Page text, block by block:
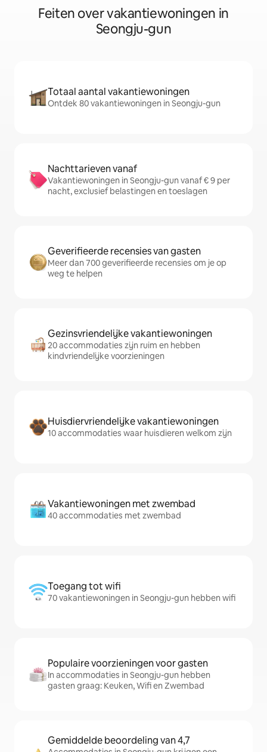
Feiten over vakantiewoningen in
Seongju-gun
Totaal aantal vakantiewoningen
Ontdek 80 vakantiewoningen in Seongju-gun
Nachttarieven vanaf
Vakantiewoningen in Seongju-gun vanaf € 9 per
nacht, exclusief belastingen en toeslagen
Geverifieerde recensies van gasten
Meer dan 700 geverifieerde recensies om je op
weg te helpen
Gezinsvriendelijke vakantiewoningen
20 accommodaties zijn ruim en hebben
kindvriendelijke voorzieningen
Huisdiervriendelijke vakantiewoningen
10 accommodaties waar huisdieren welkom zijn
Vakantiewoningen met zwembad
40 accommodaties met zwembad
Toegang tot wifi
70 vakantiewoningen in Seongju-gun hebben wifi
Populaire voorzieningen voor gasten
In accommodaties in Seongju-gun hebben
gasten graag: Keuken, Wifi en Zwembad
Gemiddelde beoordeling van 4,7